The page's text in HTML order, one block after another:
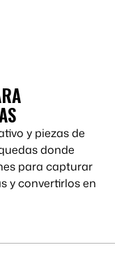
y piezas de
donde
para capturar
y convertirlos en